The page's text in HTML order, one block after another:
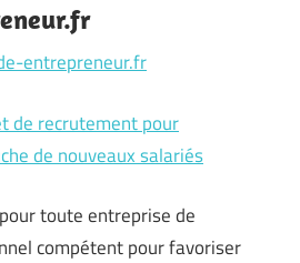
entrepreneur.fr
de recrutement pour
de nouveaux salariés
toute entreprise de
compétent pour favoriser